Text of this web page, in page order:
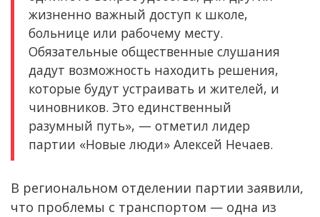
жизненно важный доступ к школе,
больнице или рабочему месту.
Обязательные общественные слушания
дадут возможность находить решения,
которые будут устраивать и жителей, и
чиновников. Это единственный
разумный путь», — отметил лидер
партии «Новые люди» Алексей Нечаев.
В региональном отделении партии заявили,
что проблемы с транспортом — одна из